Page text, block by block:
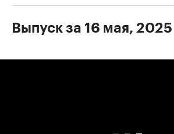
Выпуск за 16 мая, 2025